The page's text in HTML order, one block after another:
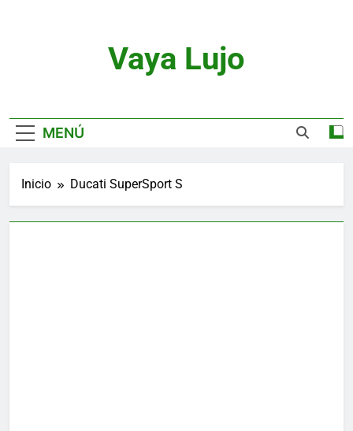
Vaya Lujo
MENÚ
Inicio Ducati SuperSport S